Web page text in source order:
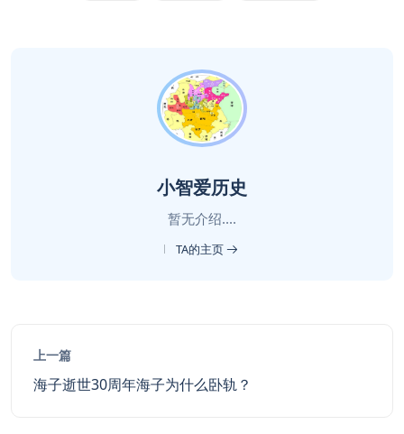
小智爱历史
暂无介绍....
TA的主页
上一篇
海子逝世30周年海子为什么卧轨？